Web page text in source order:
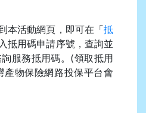
本活動網頁，即可在「抵
抵用碼申請序號，查詢並
服務抵用碼。(領取抵用
物保險網路投保平台會